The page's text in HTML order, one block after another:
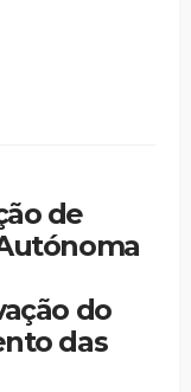
de
do
das